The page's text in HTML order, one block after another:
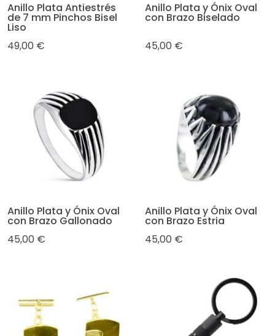
Anillo Plata Antiestrés
de 7 mm Pinchos Bisel
Liso
49,00 €
Anillo Plata y Ónix Oval
con Brazo Biselado
45,00 €
Anillo Plata y Ónix Oval
con Brazo Gallonado
45,00 €
Anillo Plata y Ónix Oval
con Brazo Estria
45,00 €